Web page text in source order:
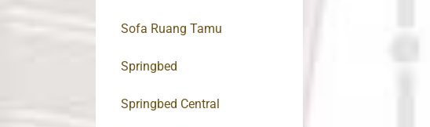
Sofa Ruang Tamu
Springbed
Springbed Central